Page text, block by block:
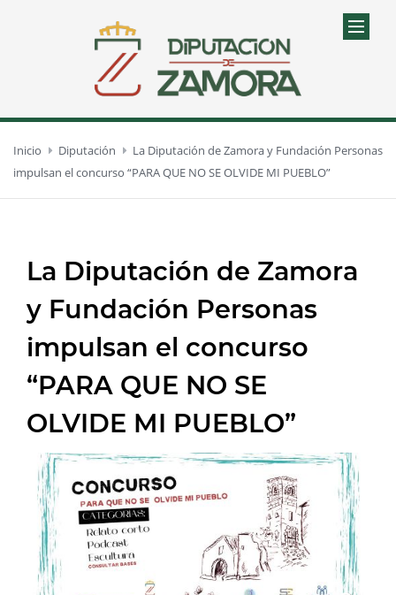
Inicio Diputación
La Diputación de Zamora y Fundación Personas
impulsan el concurso “PARA QUE NO SE OLVIDE MI PUEBLO”
La Diputación de Zamora
y Fundación Personas
impulsan el concurso
“PARA QUE NO SE
OLVIDE MI PUEBLO”